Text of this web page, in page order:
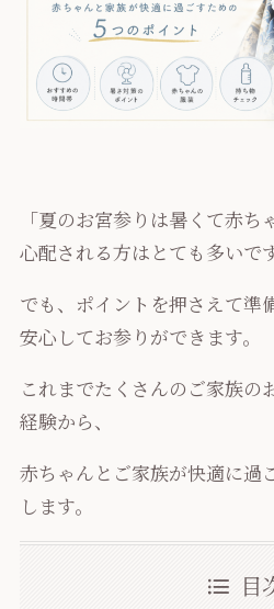
「夏のお宮参りは暑くて赤
心配される方はとても多いです
でも、ポイントを押さえて準
安心してお参りができます。
これまでたくさんのご家族の
経験から、
赤ちゃんとご家族が快適に過
します。
目